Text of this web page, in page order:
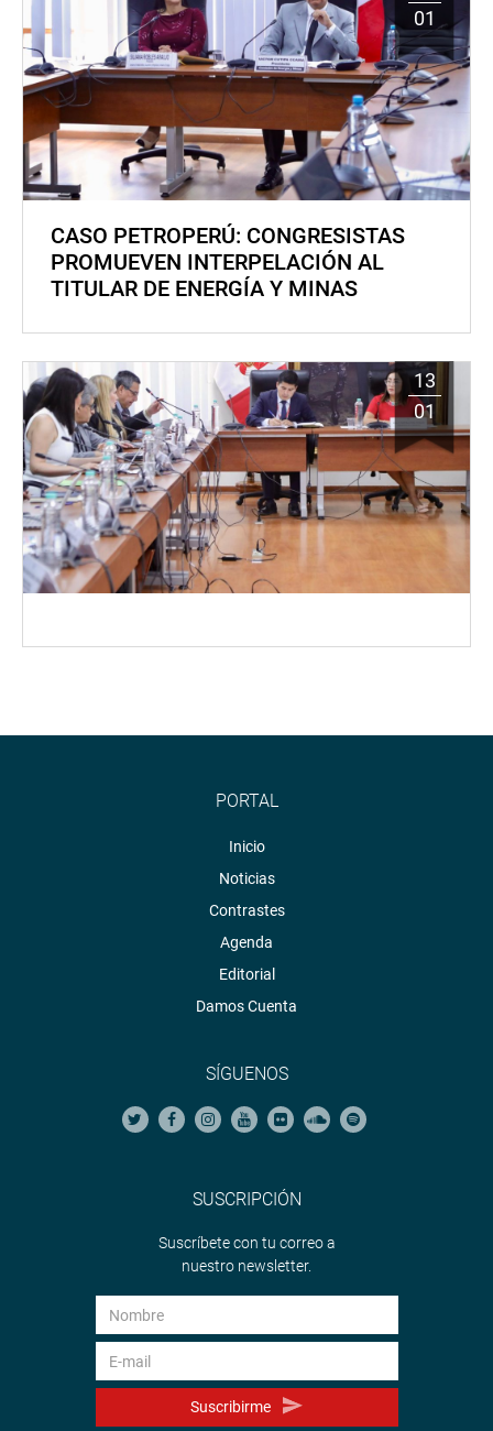
01
CASO PETROPERÚ: CONGRESISTAS
PROMUEVEN INTERPELACIÓN AL
TITULAR DE ENERGÍA Y MINAS
13
01
PORTAL
Inicio
Noticias
Contrastes
Agenda
Editorial
Damos Cuenta
SÍGUENOS
SUSCRIPCIÓN
Suscríbete con tu correo a
nuestro newsletter.
Suscribirme